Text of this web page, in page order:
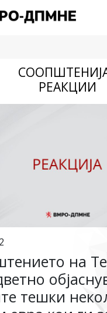
РЕАКЦИИ
на
тешки